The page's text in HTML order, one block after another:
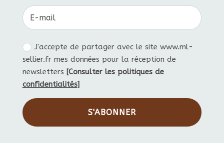
J'accepte de partager avec le site www.ml-
sellier.fr mes données pour la réception de
newsletters [Consulter les politiques de
confidentialités]
S'ABONNER